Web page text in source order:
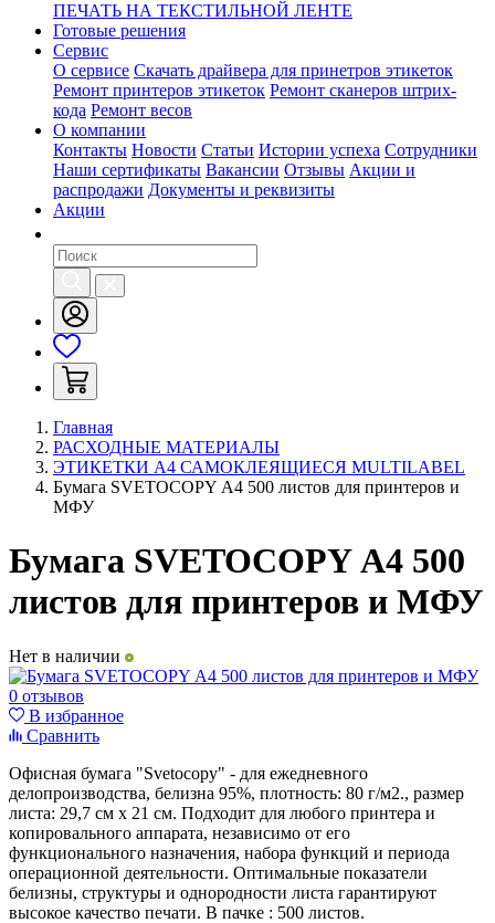
ПЕЧАТЬ НА ТЕКСТИЛЬНОЙ ЛЕНТЕ
Готовые решения
Сервис
О сервисе Скачать драйвера для принетров этикеток
Ремонт принтеров этикеток Ремонт сканеров штрих-
кода Ремонт весов
О компании
Контакты Новости Статьи Истории успеха Сотрудники
Наши сертификаты Вакансии Отзывы Акции и
распродажи Документы и реквизиты
Акции
Главная
РАСХОДНЫЕ МАТЕРИАЛЫ
ЭТИКЕТКИ А4 САМОКЛЕЯЩИЕСЯ MULTILABEL
Бумага SVETOCOPY А4 500 листов для принтеров и
МФУ
Бумага SVETOCOPY А4 500
листов для принтеров и МФУ
Нет в наличии
0 отзывов
В избранное
Сравнить
Офисная бумага "Svetocopy" - для ежедневного
делопроизводства, белизна 95%, плотность: 80 г/м2., размер
листа: 29,7 см х 21 см. Подходит для любого принтера и
копировального аппарата, независимо от его
функционального назначения, набора функций и периода
операционной деятельности. Оптимальные показатели
белизны, структуры и однородности листа гарантируют
высокое качество печати. В пачке : 500 листов.